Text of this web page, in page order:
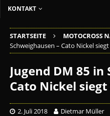
KONTAKT
STARTSEITE MOTOCROSS
Schweighausen – Cato Nickel
Jugend DM 85 in
Cato Nickel
2. Juli 2018 Dietmar Müller